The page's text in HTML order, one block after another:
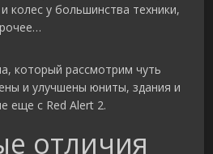
колес у большинства техники,
который рассмотрим чуть
и улучшены юниты, здания и
еще с Red Alert 2.
отличия